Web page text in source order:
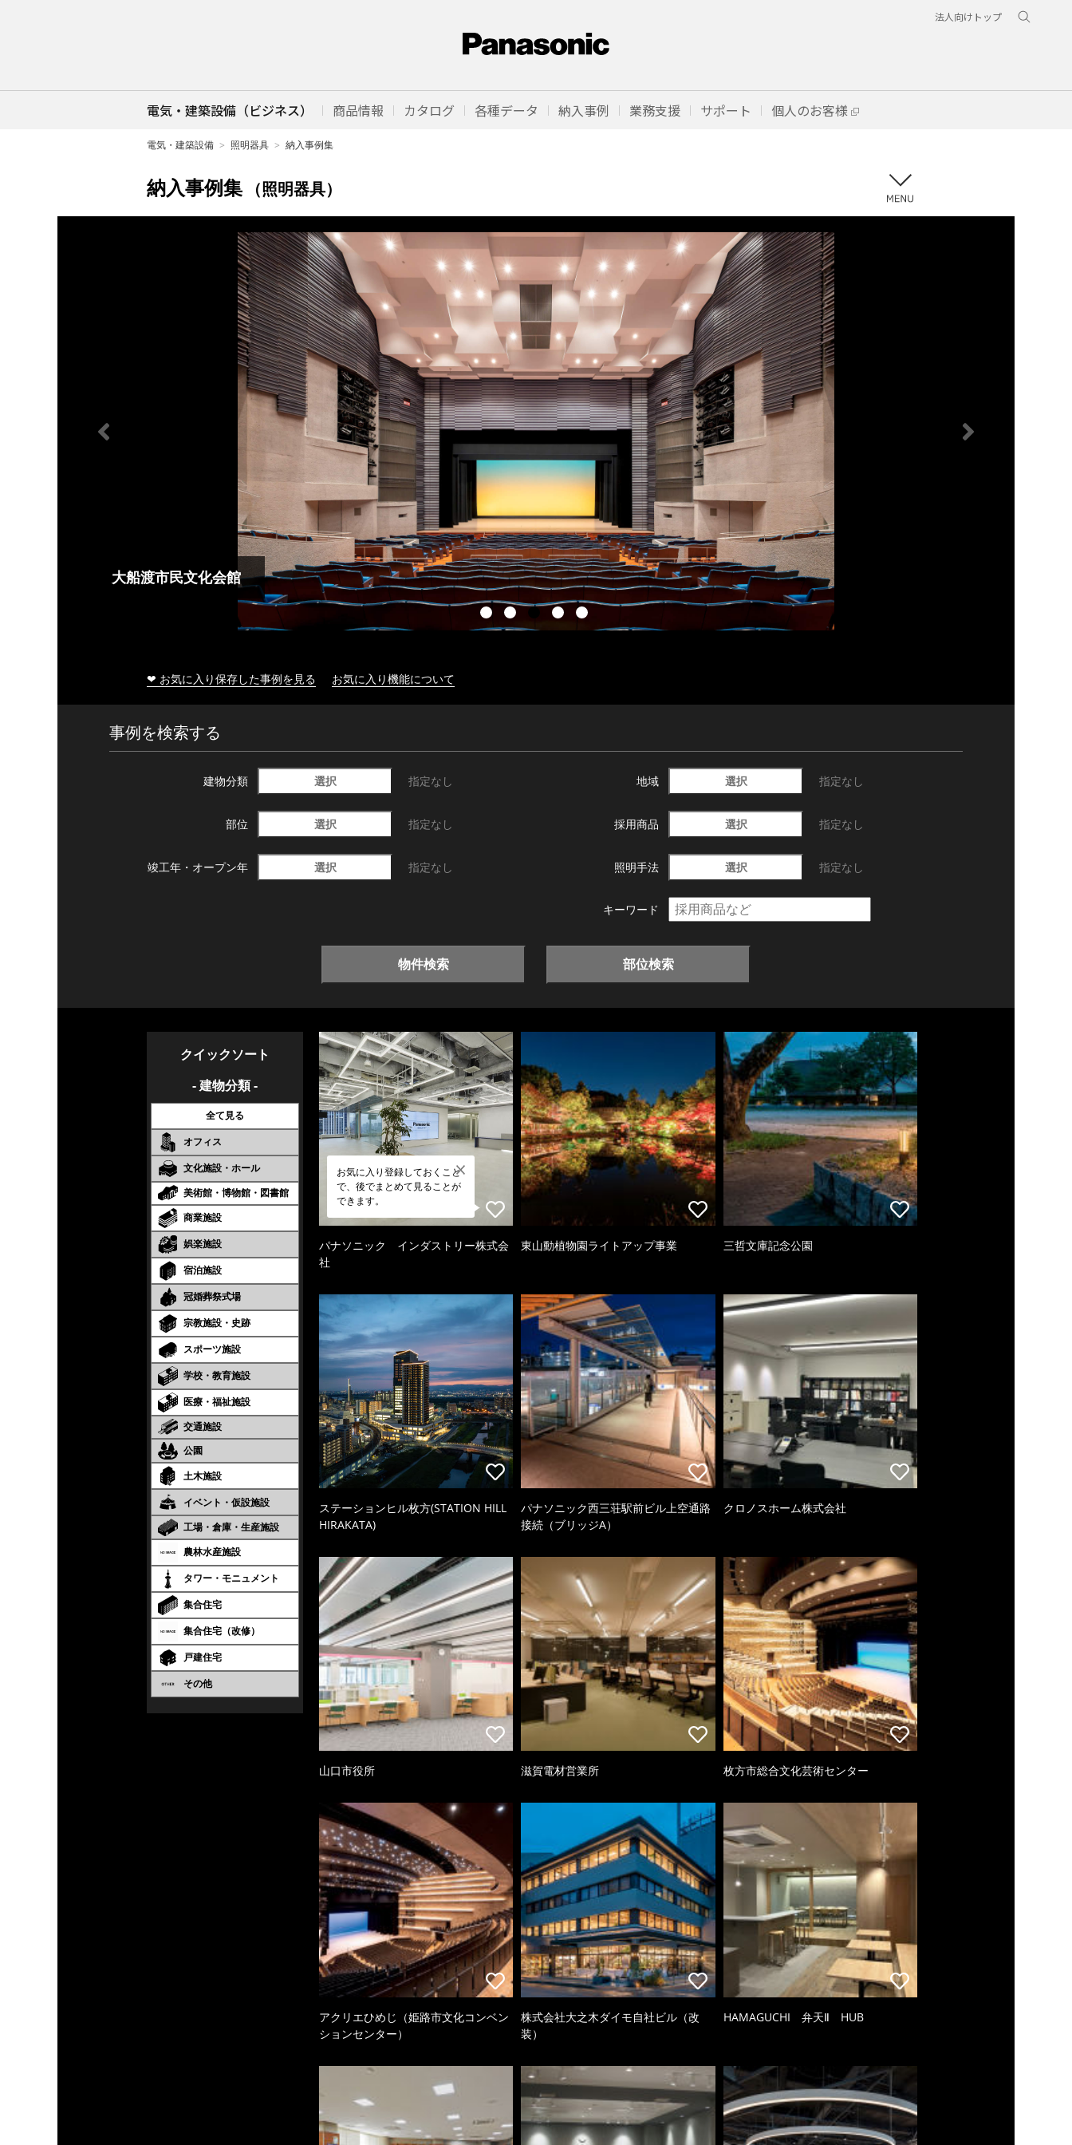
法人向けトップ
電気・建築設備（ビジネス） 商品情報 カタログ 各種データ 納入事例 業務支援 サポート 個人のお客様
電気・建築設備 照明器具 納入事例集
納入事例集 （照明器具）
大船渡市民文化会館
❤ お気に入り保存した事例を見る お気に入り機能について
事例を検索する
建物分類 選択 指定なし 地域 選択 指定なし
部位 選択 指定なし 採用商品 選択 指定なし
竣工年・ オープン年 選択 指定なし 照明手法 選択 指定なし
キーワード
物件検索 部位検索
クイックソート
- 建物分類 -
全て見る
オフィス
文化施設・ホール
美術館・博物館・図書館
商業施設
娯楽施設
宿泊施設
冠婚葬祭式場
宗教施設・史跡
スポーツ施設
学校・教育施設
医療・福祉施設
交通施設
公園
土木施設
イベント・仮設施設
工場・倉庫・生産施設
農林水産施設
タワー・モニュメント
集合住宅
集合住宅（改修）
戸建住宅
その他
お気に入り登録しておくこと
で、後でまとめて見ることが
できます。
パナソニック インダストリー株式会
社
東山動植物園ライトアップ事業 三哲文庫記念公園
ステーションヒル枚方(STATION HILL
HIRAKATA)
パナソニック西三荘駅前ビル上空通路
接続（ブリッジA）
クロノスホーム株式会社
山口市役所 滋賀電材営業所 枚方市総合文化芸術センター
アクリエひめじ（姫路市文化コンベン
ションセンター）
株式会社大之木ダイモ自社ビル（改
装）
HAMAGUCHI 弁天Ⅱ HUB